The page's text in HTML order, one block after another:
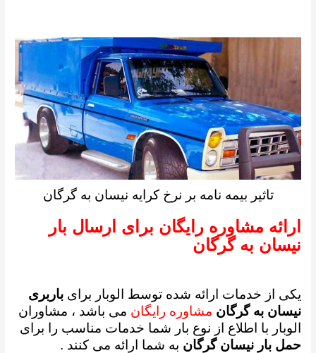
تاثیر بیمه نامه بر نرخ کرایه نیسان به گرگان
ارائه مشاوره رایگان برای ارسال بار
نیسان به گرگان
یکی از خدمات ارائه شده توسط الوبار برایباربری
نیسان به گرگان مشاوره رایگان می باشد ، مشاوران
الوبار با اطلاع از نوع بار شما خدمات مناسب را برای
حمل بار نیسان گرگان به شما ارائه می کنند .